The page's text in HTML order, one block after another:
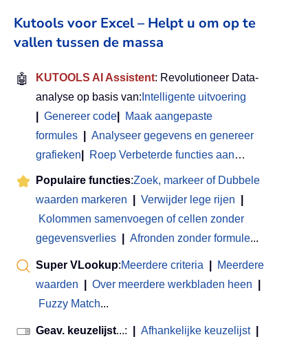
Kutools voor Excel – Helpt u om op te
vallen tussen de massa
🤖 KUTOOLS AI Assistent: Revolutioneer Data-
analyse op basis van: Intelligente uitvoering
Genereer code
Maak aangepaste
formules
Analyseer gegevens en genereer
grafieken
Roep Verbeterde functies aan…
Populaire functies:Zoek, markeer of Dubbele
waarden markeren
Verwijder lege rijen
Kolommen samenvoegen of cellen zonder
gegevensverlies
Afronden zonder formule...
Super VLookup:Meerdere criteria
Meerdere
waarden
Over meerdere werkbladen heen
Fuzzy Match...
Geav. keuzelijst...: Afhankelijke keuzelijst